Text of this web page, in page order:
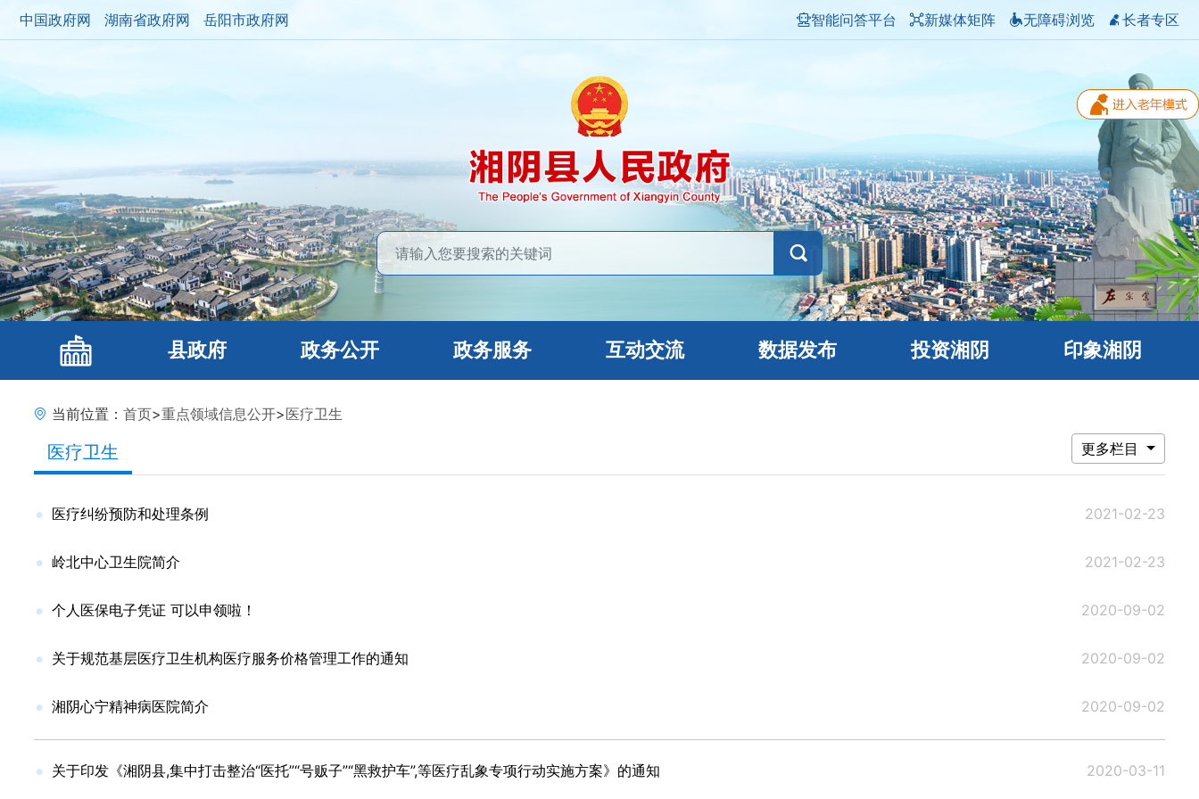
中国政府网 湖南省政府网 岳阳市政府网 智能问答平台 新媒体矩阵 无障碍浏览 长者专区
县政府 政务公开 政务服务 互动交流 数据发布 投资湘阴 印象湘阴
当前位置： 首页>重点领域信息公开>医疗卫生
医疗卫生 更多栏目
医疗纠纷预防和处理条例 2021-02-23
岭北中心卫生院简介 2021-02-23
个人医保电子凭证 可以申领啦！ 2020-09-02
关于规范基层医疗卫生机构医疗服务价格管理工作的通知 2020-09-02
湘阴心宁精神病医院简介 2020-09-02
关于印发《湘阴县,集中打击整治“医托”“号贩子”“黑救护车”,等医疗乱象专项行动实施方案》的通知 2020-03-11